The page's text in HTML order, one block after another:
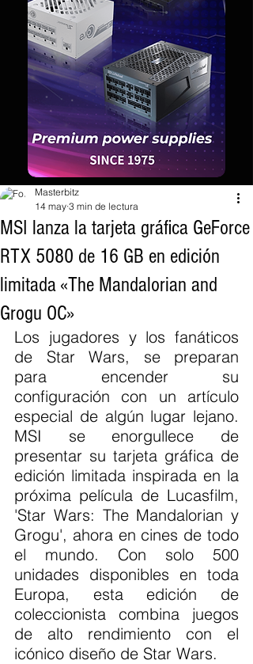
MSI lanza la tarjeta gráfica GeForce
RTX 5080 de 16 GB en edición
limitada «The Mandalorian and
Grogu OC»
Masterbitz
14 may 3 min de lectura
Los jugadores y los fanáticos
de Star Wars, se preparan
para encender su
configuración con un artículo
especial de algún lugar lejano.
MSI se enorgullece de
presentar su tarjeta gráfica de
edición limitada inspirada en la
próxima película de Lucasfilm,
'Star Wars: The Mandalorian y
Grogu', ahora en cines de todo
el mundo. Con solo 500
unidades disponibles en toda
Europa, esta edición de
coleccionista combina juegos
de alto rendimiento con el
icónico diseño de Star Wars.